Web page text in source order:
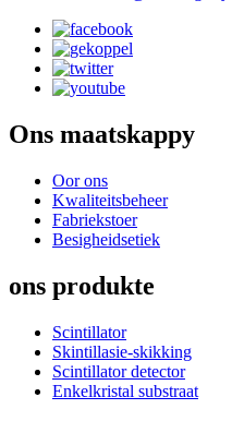
Ons maatskappy
Oor ons
Kwaliteitsbeheer
Fabriekstoer
Besigheidsetiek
ons produkte
Scintillator
Skintillasie-skikking
Scintillator detector
Enkelkristal substraat